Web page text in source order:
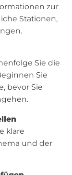
zur
Stationen,
Sie die
Sie
bevor Sie
klare
und der